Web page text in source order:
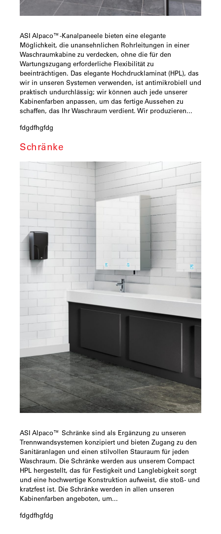
ASI Alpaco™-Kanalpaneele bieten eine elegante
Möglichkeit, die unansehnlichen Rohrleitungen in einer
Waschraumkabine zu verdecken, ohne die für den
Wartungszugang erforderliche Flexibilität zu
beeinträchtigen. Das elegante Hochdrucklaminat (HPL), das
wir in unseren Systemen verwenden, ist antimikrobiell und
praktisch undurchlässig; wir können auch jede unserer
Kabinenfarben anpassen, um das fertige Aussehen zu
schaffen, das Ihr Waschraum verdient. Wir produzieren...
fdgdfhgfdg
Schränke
ASI Alpaco™ Schränke sind als Ergänzung zu unseren
Trennwandsystemen konzipiert und bieten Zugang zu den
Sanitäranlagen und einen stilvollen Stauraum für jeden
Waschraum. Die Schränke werden aus unserem Compact
HPL hergestellt, das für Festigkeit und Langlebigkeit sorgt
und eine hochwertige Konstruktion aufweist, die stoß- und
kratzfest ist. Die Schränke werden in allen unseren
Kabinenfarben angeboten, um...
fdgdfhgfdg